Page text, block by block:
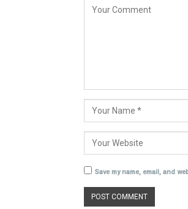
Save my name, email, and